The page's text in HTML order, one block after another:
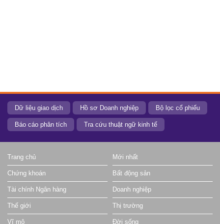
Dữ liệu giao dịch Hồ sơ Doanh nghiệp Bộ lọc cổ phiếu
Báo cáo phân tích Tra cứu thuật ngữ kinh tế
Trang chủ Mới nhất
Chứng khoán Bất động sản
Tài chính Ngân hàng Doanh nghiệp
Thế giới Thị trường
Vĩ mô Đời sống